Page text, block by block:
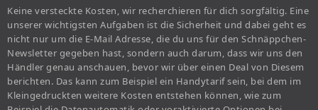
Keine versteckte Kosten, wir recherchieren für dich sorgfältig. Eine
unserer wichtigsten Aufgaben ist die Sicherheit und dabei geht es
nicht nur um die E-Mail Adresse, die du uns für den Schnäppchen-
Newsletter gegeben hast, sondern auch darum, dass wir uns den
Händler genau anschauen, bevor wir über einen Deal von Diesem
berichten. Das kann zum Beispiel ein Handytarif sein, bei dem im
Kleingedruckten weitere Kosten entstehen können, wie zum